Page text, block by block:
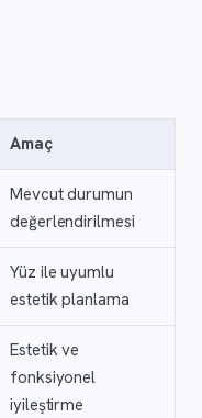
Amaç
Mevcut durumun
değerlendirilmesi
Yüz ile uyumlu
estetik planlama
Estetik ve
fonksiyonel
iyileştirme